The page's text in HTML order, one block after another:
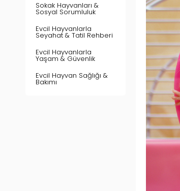
Sokak Hayvanları &
Sosyal Sorumluluk
Evcil Hayvanlarla
Seyahat & Tatil Rehberi
Evcil Hayvanlarla
Yaşam & Güvenlik
Evcil Hayvan Sağlığı &
Bakımı